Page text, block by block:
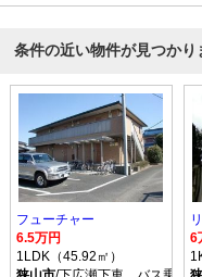
条件の近い物件が見つかり
フューチャー
6.5万円
1LDK（45.92㎡）
6